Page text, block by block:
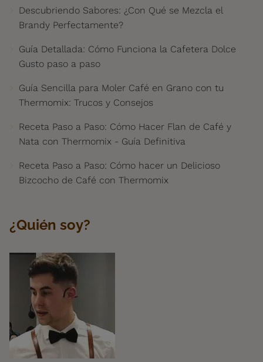
Descubriendo Sabores: ¿Con Qué se Mezcla el
Brandy Perfectamente?
Guía Detallada: Cómo Funciona la Cafetera Dolce
Gusto paso a paso
Guía Sencilla para Moler Café en Grano con tu
Thermomix: Trucos y Consejos
Receta Paso a Paso: Cómo Hacer Flan de Café y
Nata con Thermomix - Guía Definitiva
Receta Paso a Paso: Cómo hacer un Delicioso
Bizcocho de Café con Thermomix
¿Quién soy?